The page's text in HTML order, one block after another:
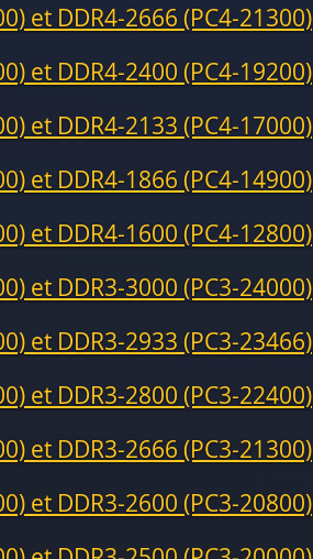
et DDR4-2666 (PC4-21300)
et DDR4-2400 (PC4-19200)
et DDR4-2133 (PC4-17000)
et DDR4-1866 (PC4-14900)
et DDR4-1600 (PC4-12800)
et DDR3-3000 (PC3-24000)
et DDR3-2933 (PC3-23466)
et DDR3-2800 (PC3-22400)
et DDR3-2666 (PC3-21300)
et DDR3-2600 (PC3-20800)